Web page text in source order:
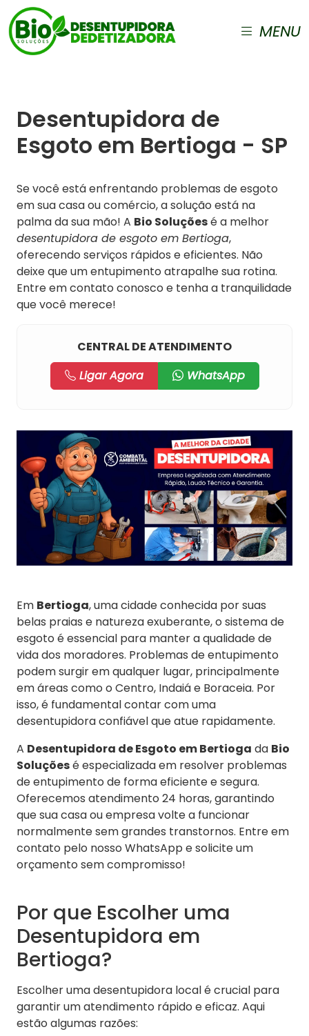
MENU
Desentupidora de
Esgoto em Bertioga - SP
Se você está enfrentando problemas de esgoto
em sua casa ou comércio, a solução está na
palma da sua mão! A Bio Soluçõesé a melhor
desentupidora de esgoto em Bertioga,
oferecendo serviços rápidos e eficientes. Não
deixe que um entupimento atrapalhe sua rotina.
Entre em contato conosco e tenha a tranquilidade
que você merece!
CENTRAL DE ATENDIMENTO
Ligar Agora
WhatsApp
Em Bertioga, uma cidade conhecida por suas
belas praias e natureza exuberante, o sistema de
esgoto é essencial para manter a qualidade de
vida dos moradores. Problemas de entupimento
podem surgir em qualquer lugar, principalmente
em áreas como o Centro, Indaiá e Boraceia. Por
isso, é fundamental contar com uma
desentupidora confiável que atue rapidamente.
A Desentupidora de Esgoto em Bertioga da Bio
Soluçõesé especializada em resolver problemas
de entupimento de forma eficiente e segura.
Oferecemos atendimento 24 horas, garantindo
que sua casa ou empresa volte a funcionar
normalmente sem grandes transtornos. Entre em
contato pelo nosso WhatsApp e solicite um
orçamento sem compromisso!
Por que Escolher uma
Desentupidora em
Bertioga?
Escolher uma desentupidora local é crucial para
garantir um atendimento rápido e eficaz. Aqui
estão algumas razões: